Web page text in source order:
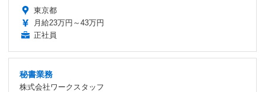
東京都
月給23万円～43万円
正社員
秘書業務
株式会社ワークスタッフ